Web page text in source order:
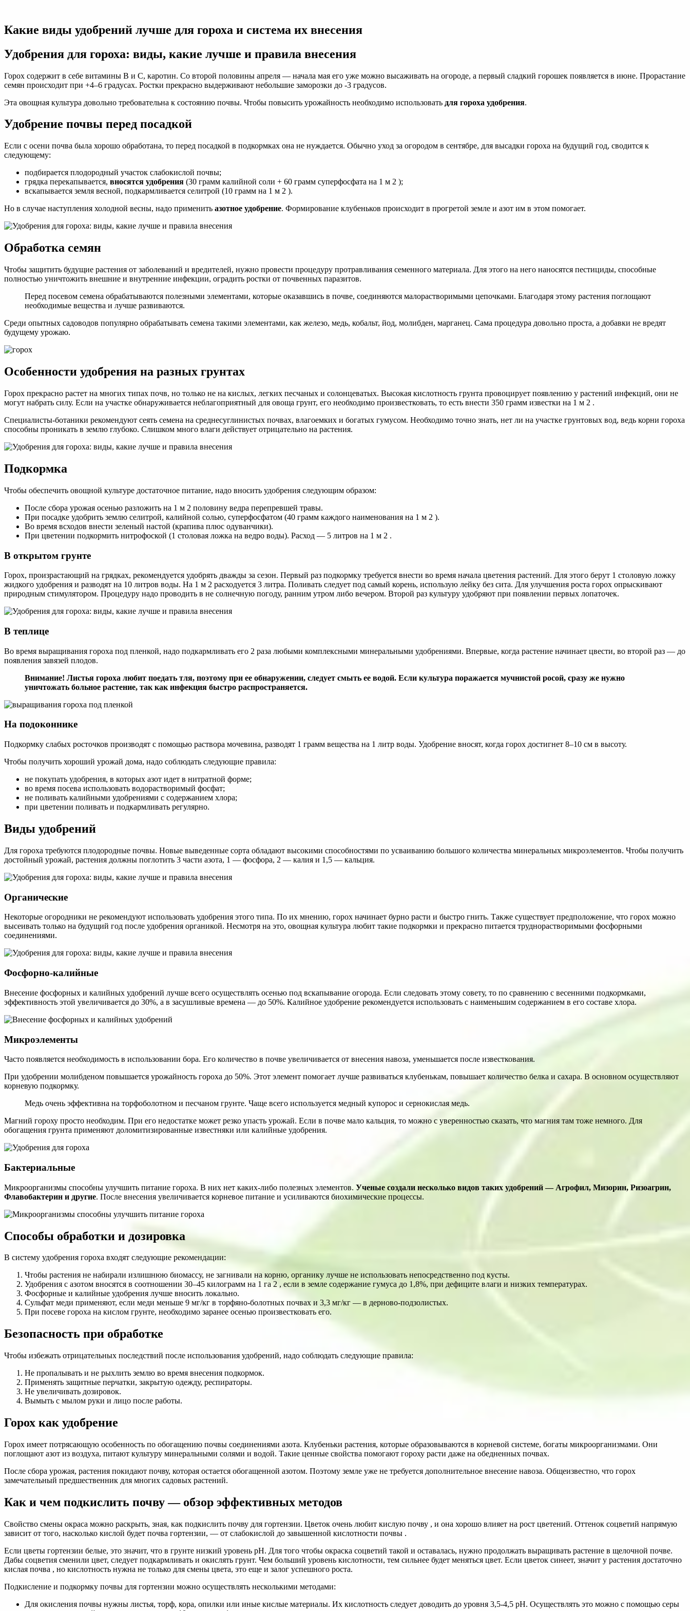
виды,
и
внесения
Какие виды удобрений лучше для гороха и система их внесения
Удобрения для гороха: виды, какие лучше и правила внесения
Горох содержит в себе витамины B и C, каротин. Со второй половины апреля — начала мая его уже можно высаживать на огороде, а первый сладкий горошек появляется в июне. Прорастание
семян происходит при +4–6 градусах. Ростки прекрасно выдерживают небольшие заморозки до -3 градусов.
Эта овощная культура довольно требовательна к состоянию почвы. Чтобы повысить урожайность необходимо использовать для гороха удобрения.
Удобрение почвы перед посадкой
Если с осени почва была хорошо обработана, то перед посадкой в подкормках она не нуждается. Обычно уход за огородом в сентябре, для высадки гороха на будущий год, сводится к
следующему:
подбирается плодородный участок слабокислой почвы;
грядка перекапывается, вносятся удобрения (30 грамм калийной соли + 60 грамм суперфосфата на 1 м 2 );
вскапывается земля весной, подкармливается селитрой (10 грамм на 1 м 2 ).
Но в случае наступления холодной весны, надо применить азотное удобрение. Формирование клубеньков происходит в прогретой земле и азот им в этом помогает.
Обработка семян
Чтобы защитить будущие растения от заболеваний и вредителей, нужно провести процедуру протравливания семенного материала. Для этого на него наносятся пестициды, способные
полностью уничтожить внешние и внутренние инфекции, оградить ростки от почвенных паразитов.
Перед посевом семена обрабатываются полезными элементами, которые оказавшись в почве, соединяются малорастворимыми цепочками. Благодаря этому растения поглощают
необходимые вещества и лучше развиваются.
Среди опытных садоводов популярно обрабатывать семена такими элементами, как железо, медь, кобальт, йод, молибден, марганец. Сама процедура довольно проста, а добавки не вредят
будущему урожаю.
Особенности удобрения на разных грунтах
Горох прекрасно растет на многих типах почв, но только не на кислых, легких песчаных и солонцеватых. Высокая кислотность грунта провоцирует появлению у растений инфекций, они не
могут набрать силу. Если на участке обнаруживается неблагоприятный для овоща грунт, его необходимо произвестковать, то есть внести 350 грамм известки на 1 м 2 .
Специалисты-ботаники рекомендуют сеять семена на среднесуглинистых почвах, влагоемких и богатых гумусом. Необходимо точно знать, нет ли на участке грунтовых вод, ведь корни гороха
способны проникать в землю глубоко. Слишком много влаги действует отрицательно на растения.
Подкормка
Чтобы обеспечить овощной культуре достаточное питание, надо вносить удобрения следующим образом:
После сбора урожая осенью разложить на 1 м 2 половину ведра перепревшей травы.
При посадке удобрить землю селитрой, калийной солью, суперфосфатом (40 грамм каждого наименования на 1 м 2 ).
Во время всходов внести зеленый настой (крапива плюс одуванчики).
При цветении подкормить нитрофоской (1 столовая ложка на ведро воды). Расход — 5 литров на 1 м 2 .
В открытом грунте
Горох, произрастающий на грядках, рекомендуется удобрять дважды за сезон. Первый раз подкормку требуется внести во время начала цветения растений. Для этого берут 1 столовую ложку
жидкого удобрения и разводят на 10 литров воды. На 1 м 2 расходуется 3 литра. Поливать следует под самый корень, использую лейку без сита. Для улучшения роста горох опрыскивают
природным стимулятором. Процедуру надо проводить в не солнечную погоду, ранним утром либо вечером. Второй раз культуру удобряют при появлении первых лопаточек.
В теплице
Во время выращивания гороха под пленкой, надо подкармливать его 2 раза любыми комплексными минеральными удобрениями. Впервые, когда растение начинает цвести, во второй раз — до
появления завязей плодов.
Внимание! Листья гороха любит поедать тля, поэтому при ее обнаружении, следует смыть ее водой. Если культура поражается мучнистой росой, сразу же нужно
уничтожать больное растение, так как инфекция быстро распространяется.
На подоконнике
Подкормку слабых росточков производят с помощью раствора мочевина, разводят 1 грамм вещества на 1 литр воды. Удобрение вносят, когда горох достигнет 8–10 см в высоту.
Чтобы получить хороший урожай дома, надо соблюдать следующие правила:
не покупать удобрения, в которых азот идет в нитратной форме;
во время посева использовать водорастворимый фосфат;
не поливать калийными удобрениями с содержанием хлора;
при цветении поливать и подкармливать регулярно.
Виды удобрений
Для гороха требуются плодородные почвы. Новые выведенные сорта обладают высокими способностями по усваиванию большого количества минеральных микроэлементов. Чтобы получить
достойный урожай, растения должны поглотить 3 части азота, 1 — фосфора, 2 — калия и 1,5 — кальция.
Органические
Некоторые огородники не рекомендуют использовать удобрения этого типа. По их мнению, горох начинает бурно расти и быстро гнить. Также существует предположение, что горох можно
высеивать только на будущий год после удобрения органикой. Несмотря на это, овощная культура любит такие подкормки и прекрасно питается труднорастворимыми фосфорными
соединениями.
Фосфорно-калийные
Внесение фосфорных и калийных удобрений лучше всего осуществлять осенью под вскапывание огорода. Если следовать этому совету, то по сравнению с весенними подкормками,
эффективность этой увеличивается до 30%, а в засушливые времена — до 50%. Калийное удобрение рекомендуется использовать с наименьшим содержанием в его составе хлора.
Микроэлементы
Часто появляется необходимость в использовании бора. Его количество в почве увеличивается от внесения навоза, уменьшается после известкования.
При удобрении молибденом повышается урожайность гороха до 50%. Этот элемент помогает лучше развиваться клубенькам, повышает количество белка и сахара. В основном осуществляют
корневую подкормку.
Медь очень эффективна на торфоболотном и песчаном грунте. Чаще всего используется медный купорос и сернокислая медь.
Магний гороху просто необходим. При его недостатке может резко упасть урожай. Если в почве мало кальция, то можно с уверенностью сказать, что магния там тоже немного. Для
обогащения грунта применяют доломитизированные известняки или калийные удобрения.
Бактериальные
Микроорганизмы способны улучшить питание гороха. В них нет каких-либо полезных элементов. Ученые создали несколько видов таких удобрений — Агрофил, Мизорин, Ризоагрин,
Флавобактерин и другие. После внесения увеличивается корневое питание и усиливаются биохимические процессы.
Способы обработки и дозировка
В систему удобрения гороха входят следующие рекомендации:
Чтобы растения не набирали излишнюю биомассу, не загнивали на корню, органику лучше не использовать непосредственно под кусты.
Удобрения с азотом вносятся в соотношении 30–45 килограмм на 1 га 2 , если в земле содержание гумуса до 1,8%, при дефиците влаги и низких температурах.
Фосфорные и калийные удобрения лучше вносить локально.
Сульфат меди применяют, если меди меньше 9 мг/кг в торфяно-болотных почвах и 3,3 мг/кг — в дерново-подзолистых.
При посеве гороха на кислом грунте, необходимо заранее осенью произвестковать его.
Безопасность при обработке
Чтобы избежать отрицательных последствий после использования удобрений, надо соблюдать следующие правила:
Не пропалывать и не рыхлить землю во время внесения подкормок.
Применять защитные перчатки, закрытую одежду, респираторы.
Не увеличивать дозировок.
Вымыть с мылом руки и лицо после работы.
Горох как удобрение
Горох имеет потрясающую особенность по обогащению почвы соединениями азота. Клубеньки растения, которые образовываются в корневой системе, богаты микроорганизмами. Они
поглощают азот из воздуха, питают культуру минеральными солями и водой. Такие ценные свойства помогают гороху расти даже на обедненных почвах.
После сбора урожая, растения покидают почву, которая остается обогащенной азотом. Поэтому земле уже не требуется дополнительное внесение навоза. Общеизвестно, что горох
замечательный предшественник для многих садовых растений.
Как и чем подкислить почву — обзор эффективных методов
Свойство смены окраса можно раскрыть, зная, как подкислить почву для гортензии. Цветок очень любит кислую почву , и она хорошо влияет на рост цветений. Оттенок соцветий напрямую
зависит от того, насколько кислой будет почва гортензии, — от слабокислой до завышенной кислотности почвы .
Если цветы гортензии белые, это значит, что в грунте низкий уровень pH. Для того чтобы окраска соцветий такой и оставалась, нужно продолжать выращивать растение в щелочной почве.
Дабы соцветия сменили цвет, следует подкармливать и окислять грунт. Чем больший уровень кислотности, тем сильнее будет меняться цвет. Если цветок синеет, значит у растения достаточно
кислая почва , но кислотность нужна не только для смены цвета, это еще и залог успешного роста.
Подкисление и подкормку почвы для гортензии можно осуществлять несколькими методами:
Для окисления почвы нужны листья, торф, кора, опилки или иные кислые материалы. Их кислотность следует доводить до уровня 3,5-4,5 pH. Осуществлять это можно с помощью серы